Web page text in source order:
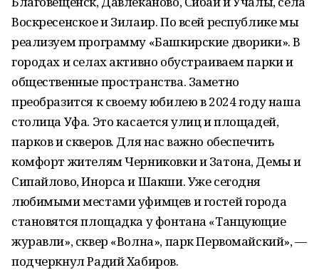
Воскресенское и Зилаир. По всей республике мы
реализуем программу «Башкирские дворики». В
городах и селах активно обустраиваем парки и
общественные пространства. Заметно
преобразится к своему юбилею в 2024 году наша
столица Уфа. Это касается улиц и площадей,
парков и скверов. Для нас важно обеспечить
комфорт жителям Черниковки и Затона, Демы и
Сипайлово, Инорса и Шакши. Уже сегодня
любимыми местами уфимцев и гостей города
становятся площадка у фонтана «Танцующие
журавли», сквер «Волна», парк Первомайский», —
подчеркнул Радий Хабиров.